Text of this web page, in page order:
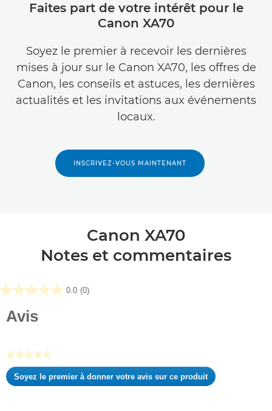
Faites part de votre intérêt pour le
Canon XA70
Soyez le premier à recevoir les dernières
mises à jour sur le Canon XA70, les offres de
Canon, les conseils et astuces, les dernières
actualités et les invitations aux événements
locaux.
INSCRIVEZ-VOUS MAINTENANT
Canon XA70
Notes et commentaires
0.0 (0)
0.0
sur
Avis
★★★★★
Aucune
valeur
Soyez le premier à donner votre avis sur ce produit
.